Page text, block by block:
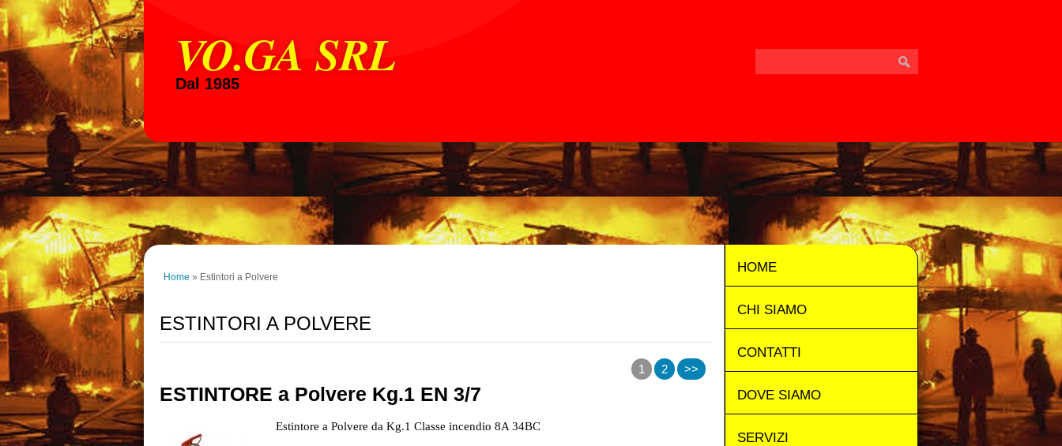
VO.GA SRL
Dal 1985
Home » Estintori a Polvere
ESTINTORI A POLVERE
1 2 >>
ESTINTORE a Polvere Kg.1 EN 3/7
Estintore a Polvere da Kg.1 Classe incendio 8A 34BC
HOME
CHI SIAMO
CONTATTI
DOVE SIAMO
SERVIZI